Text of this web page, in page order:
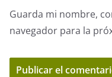
Guarda mi nombre,
navegador para la